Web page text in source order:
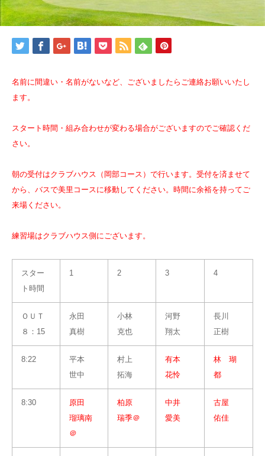
名前に間違い・名前がないなど、ございましたらご連絡お願いいたし
ます。
スタート時間・組み合わせが変わる場合がございますのでご確認くだ
さい。
朝の受付はクラブハウス（岡部コース）で行います。受付を済ませて
から、バスで美里コースに移動してください。時間に余裕を持ってご
来場ください。
練習場はクラブハウス側にございます。
スター
ト時間
1 2 3 4
ＯＵＴ
８：15
永田
真樹
小林
克也
河野
翔太
長川
正樹
8:22
平本
世中
村上
拓海
有本
花怜
林 瑚
都
8:30
原田
瑠璃南
＠
柏原
瑞季＠
中井
愛美
古屋
佑佳